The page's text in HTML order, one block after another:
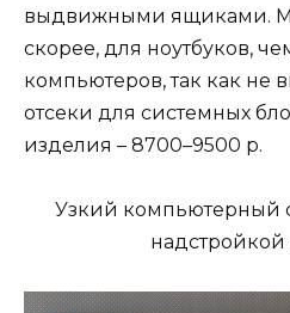
выдвижными ящиками.
скорее, для ноутбуков,
компьютеров, так как не
отсеки для системных
изделия – 8700–9500 р.
Узкий компьютерный
надстройкой